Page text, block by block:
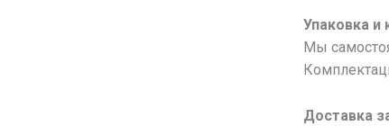
Упаковка и
Мы
Доставка